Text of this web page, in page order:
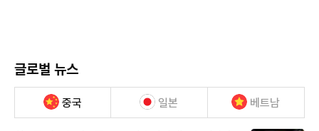
글로벌 뉴스
중국 일본 베트남